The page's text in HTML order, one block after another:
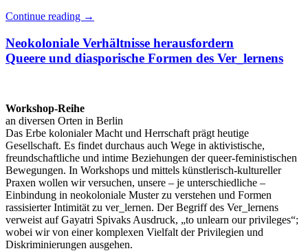
Continue reading →
Neokoloniale Verhältnisse herausfordern
Queere und diasporische Formen des Ver_lernens
Workshop-Reihe
an diversen Orten in Berlin
Das Erbe kolonialer Macht und Herrschaft prägt heutige
Gesellschaft. Es findet durchaus auch Wege in aktivistische,
freundschaftliche und intime Beziehungen der queer-feministischen
Bewegungen. In Workshops und mittels künstlerisch-kultureller
Praxen wollen wir versuchen, unsere – je unterschiedliche –
Einbindung in neokoloniale Muster zu verstehen und Formen
rassisierter Intimität zu ver_lernen. Der Begriff des Ver_lernens
verweist auf Gayatri Spivaks Ausdruck, „to unlearn our privileges“;
wobei wir von einer komplexen Vielfalt der Privilegien und
Diskriminierungen ausgehen.